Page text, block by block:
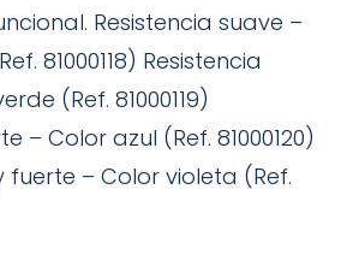
Resistencia suave –
81000118) Resistencia
(Ref. 81000119)
– Color azul (Ref. 81000120)
fuerte – Color violeta (Ref.